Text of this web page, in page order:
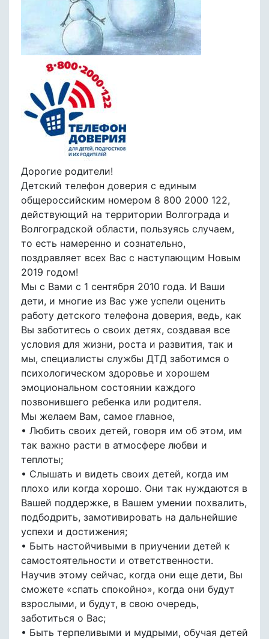
Дорогие родители!
Детский телефон доверия с единым
общероссийским номером 8 800 2000 122,
действующий на территории Волгограда и
Волгоградской области, пользуясь случаем,
то есть намеренно и сознательно,
поздравляет всех Вас с наступающим Новым
2019 годом!
Мы с Вами с 1 сентября 2010 года. И Ваши
дети, и многие из Вас уже успели оценить
работу детского телефона доверия, ведь, как
Вы заботитесь о своих детях, создавая все
условия для жизни, роста и развития, так и
мы, специалисты службы ДТД заботимся о
психологическом здоровье и хорошем
эмоциональном состоянии каждого
позвонившего ребенка или родителя.
Мы желаем Вам, самое главное,
• Любить своих детей, говоря им об этом, им
так важно расти в атмосфере любви и
теплоты;
• Слышать и видеть своих детей, когда им
плохо или когда хорошо. Они так нуждаются в
Вашей поддержке, в Вашем умении похвалить,
подбодрить, замотивировать на дальнейшие
успехи и достижения;
• Быть настойчивыми в приучении детей к
самостоятельности и ответственности.
Научив этому сейчас, когда они еще дети, Вы
сможете «спать спокойно», когда они будут
взрослыми, и будут, в свою очередь,
заботиться о Вас;
• Быть терпеливыми и мудрыми, обучая детей